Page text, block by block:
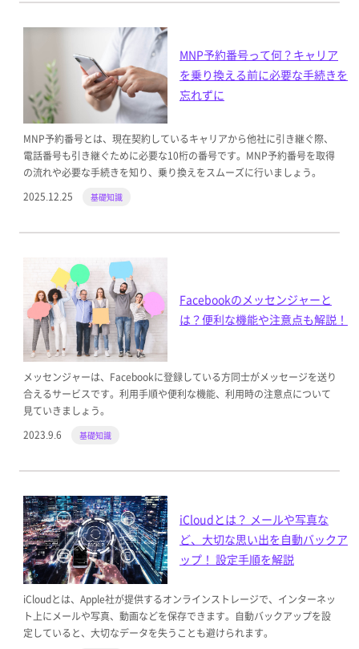
MNP予約番号って何？キャリア
を乗り換える前に必要な手続きを
忘れずに
MNP予約番号とは、現在契約しているキャリアから他社に引き継ぐ際、
電話番号も引き継ぐために必要な10桁の番号です。MNP予約番号を取得
の流れや必要な手続きを知り、乗り換えをスムーズに行いましょう。
2025.12.25
基礎知識
Facebookのメッセンジャーと
は？便利な機能や注意点も解説！
メッセンジャーは、Facebookに登録している方同士がメッセージを送り
合えるサービスです。利用手順や便利な機能、利用時の注意点について
見ていきましょう。
2023.9.6
基礎知識
iCloudとは？ メールや写真な
ど、大切な思い出を自動バックア
ップ！ 設定手順を解説
iCloudとは、Apple社が提供するオンラインストレージで、インターネッ
ト上にメールや写真、動画などを保存できます。自動バックアップを設
定していると、大切なデータを失うことも避けられます。